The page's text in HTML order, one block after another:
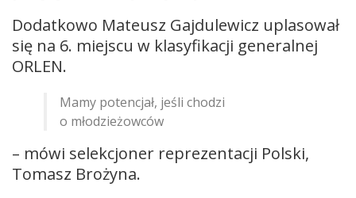
Dodatkowo Mateusz Gajdulewicz uplasował
się na 6. miejscu w klasyfikacji generalnej
ORLEN.
Mamy potencjał, jeśli chodzi
o młodzieżowców
– mówi selekcjoner reprezentacji Polski,
Tomasz Brożyna.